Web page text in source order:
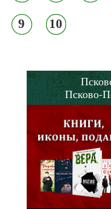
9 10
Псково-